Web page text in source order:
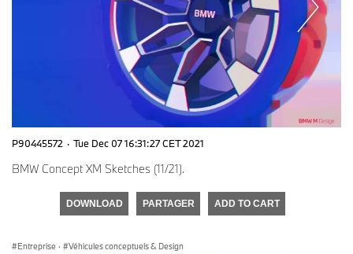
P90445572 · Tue Dec 07 16:31:27 CET 2021
BMW Concept XM Sketches (11/21).
DOWNLOAD PARTAGER ADD TO CART
Entreprise · Véhicules conceptuels & Design